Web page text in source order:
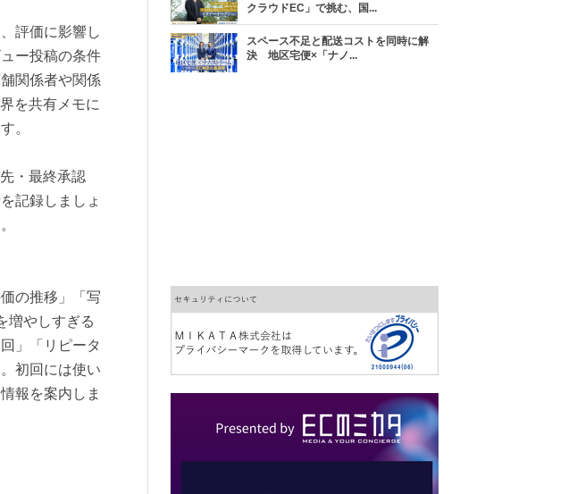
評価に影響し
ー投稿の条件
関係者や関係
を共有メモに
。
・最終承認
記録しましょ
の推移」「写
増やしすぎる
」「リピータ
初回には使い
報を案内しま
クラウドEC」で挑む、国...
スペース不足と配送コストを同時に解
決 地区宅便×「ナノ...